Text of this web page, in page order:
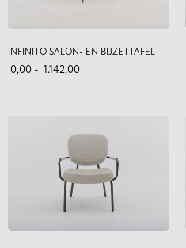
INFINITO SALON- EN BIJZETTAFEL
0,00 - 1.142,00